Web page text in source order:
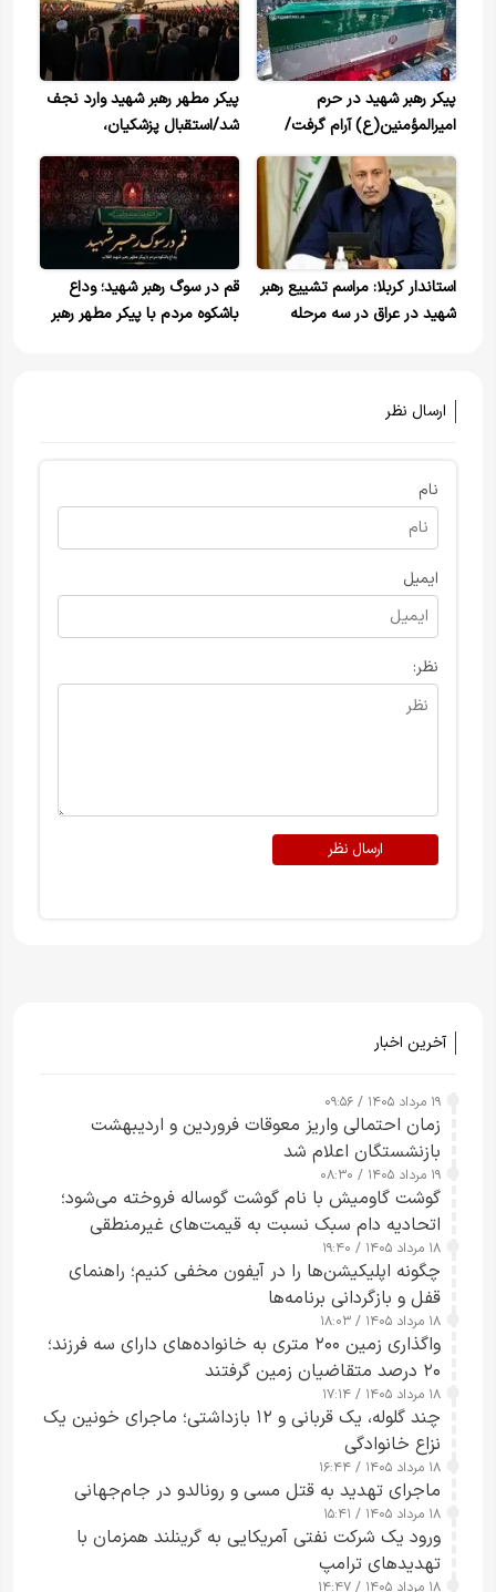
پیکر رهبر شهید در حرم
امیرالمؤمنین(ع) آرام گرفت/
اقامه نماز توسط آیت‌الله
حکیم+ویدیو
پیکر مطهر رهبر شهید وارد نجف
شد/استقبال پزشکیان،
نخست‌وزیر عراق و مردم در
فرودگاه+ویدیو
استاندار کربلا: مراسم تشییع رهبر
شهید در عراق در سه مرحله
قم در سوگ رهبر شهید؛ وداع
باشکوه مردم با پیکر مطهر رهبر
ارسال نظر
نام
ایمیل
نظر:
ارسال نظر
آخرین اخبار
۱۹ مرداد ۱۴۰۵ / ۰۹:۵۶
زمان احتمالی واریز معوقات فروردین و اردیبهشت
بازنشستگان اعلام شد
۱۹ مرداد ۱۴۰۵ / ۰۸:۳۰
گوشت گاومیش با نام گوشت گوساله فروخته می‌شود؛
اتحادیه دام سبک نسبت به قیمت‌های غیرمنطقی
هشدار داد
۱۸ مرداد ۱۴۰۵ / ۱۹:۴۰
چگونه اپلیکیشن‌ها را در آیفون مخفی کنیم؛ راهنمای
قفل و بازگردانی برنامه‌ها
۱۸ مرداد ۱۴۰۵ / ۱۸:۰۳
واگذاری زمین ۲۰۰ متری به خانواده‌های دارای سه فرزند؛
۲۰ درصد متقاضیان زمین گرفتند
۱۸ مرداد ۱۴۰۵ / ۱۷:۱۴
چند گلوله، یک قربانی و ۱۲ بازداشتی؛ ماجرای خونین یک
نزاع خانوادگی
۱۸ مرداد ۱۴۰۵ / ۱۶:۴۴
ماجرای تهدید به قتل مسی و رونالدو در جام‌جهانی
۱۸ مرداد ۱۴۰۵ / ۱۵:۴۱
ورود یک شرکت نفتی آمریکایی به گرینلند همزمان با
تهدیدهای ترامپ
۱۸ مرداد ۱۴۰۵ / ۱۴:۴۷